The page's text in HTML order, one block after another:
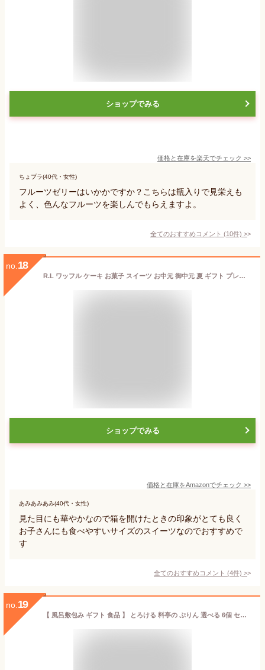
ショップでみる
価格と在庫を楽天でチェック >>
ちょプラ(40代・女性)
フルーツゼリーはいかかですか？こちらは瓶入りで見栄えも
よく、色んなフルーツを楽しんでもらえますよ。
全てのおすすめコメント (10件) >
no. 18
R.L ワッフル ケーキ お菓子 スイーツ お中元 御中元 夏 ギフト プレゼント 手提げ袋付き 季節A 冷凍 10個
ショップでみる
価格と在庫をAmazonでチェック >>
あみあみあみ(40代・女性)
見た目にも華やかなので箱を開けたときの印象がとても良く
お子さんにも食べやすいサイズのスイーツなのでおすすめで
す
全てのおすすめコメント (4件) >
no. 19
【 風呂敷包み ギフト 食品 】 とろける 料亭の ぷりん 選べる 6個 セット スイーツ プリン 送料無料 6種 6個入 (なめらか 抹茶 ほうじ茶 珈琲 昭和 シン黒胡麻 ) 幻の卵 誕生日プレゼント 御中元 母の日 お取り寄せ プレゼント 詰め合わせ 内祝